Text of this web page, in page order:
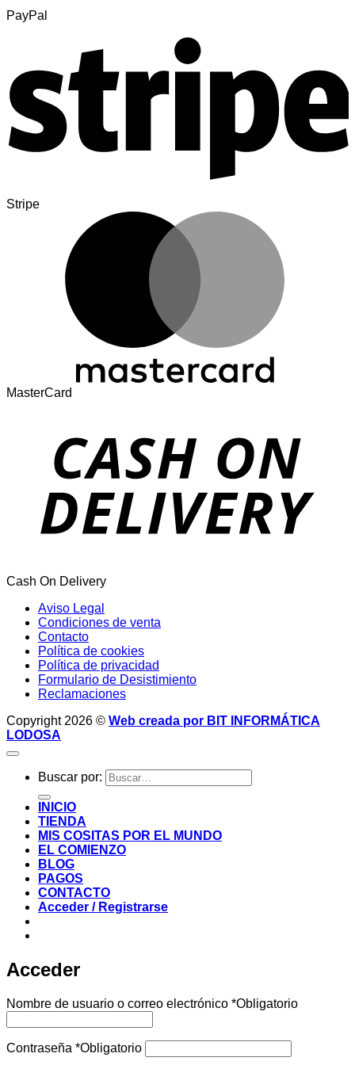
PayPal
Stripe
MasterCard
Cash On Delivery
Aviso Legal
Condiciones de venta
Contacto
Política de cookies
Política de privacidad
Formulario de Desistimiento
Reclamaciones
Copyright 2026 © Web creada por BIT INFORMÁTICA
LODOSA
Buscar por:
INICIO
TIENDA
MIS COSITAS POR EL MUNDO
EL COMIENZO
BLOG
PAGOS
CONTACTO
Acceder / Registrarse
Acceder
Nombre de usuario o correo electrónico *Obligatorio
Contraseña *Obligatorio